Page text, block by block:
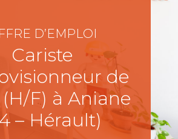
D’EMPLOI
Cariste
de
F) à Aniane
– Hérault)